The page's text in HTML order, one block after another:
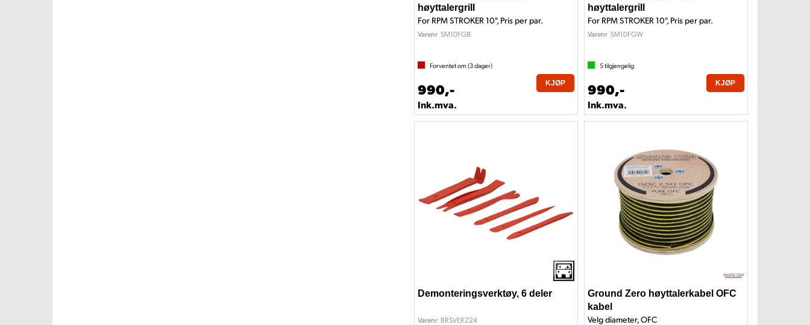
høyttalergrill
For RPM STROKER 10", Pris per par.
Varenr SM10FGB
Forventet om (3dager)
990,-
Ink.mva.
KJØP
høyttalergrill
For RPM STROKER 10", Pris per par.
Varenr SM10FGW
5tilgjengelig
990,-
Ink.mva.
KJØP
Demonteringsverktøy, 6 deler
Varenr BRSVER224
Ground Zero høyttalerkabel OFC
kabel
Velg diameter, OFC